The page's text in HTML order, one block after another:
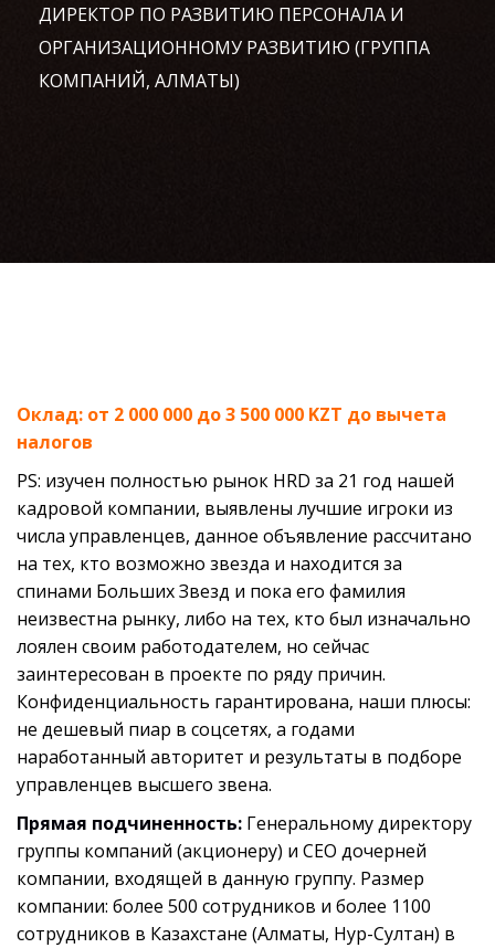
ДИРЕКТОР ПО РАЗВИТИЮ ПЕРСОНАЛА И
ОРГАНИЗАЦИОННОМУ РАЗВИТИЮ (ГРУППА
КОМПАНИЙ, АЛМАТЫ)
Оклад: от 2 000 000 до 3 500 000 KZT до вычета
налогов
PS: изучен полностью рынок HRD за 21 год нашей
кадровой компании, выявлены лучшие игроки из
числа управленцев, данное объявление рассчитано
на тех, кто возможно звезда и находится за
спинами Больших Звезд и пока его фамилия
неизвестна рынку, либо на тех, кто был изначально
лоялен своим работодателем, но сейчас
заинтересован в проекте по ряду причин.
Конфиденциальность гарантирована, наши плюсы:
не дешевый пиар в соцсетях, а годами
наработанный авторитет и результаты в подборе
управленцев высшего звена.
Прямая подчиненность: Генеральному директору
группы компаний (акционеру) и СЕО дочерней
компании, входящей в данную группу. Размер
компании: более 500 сотрудников и более 1100
сотрудников в Казахстане (Алматы, Нур-Султан) в